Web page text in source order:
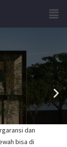
dan
bisa di